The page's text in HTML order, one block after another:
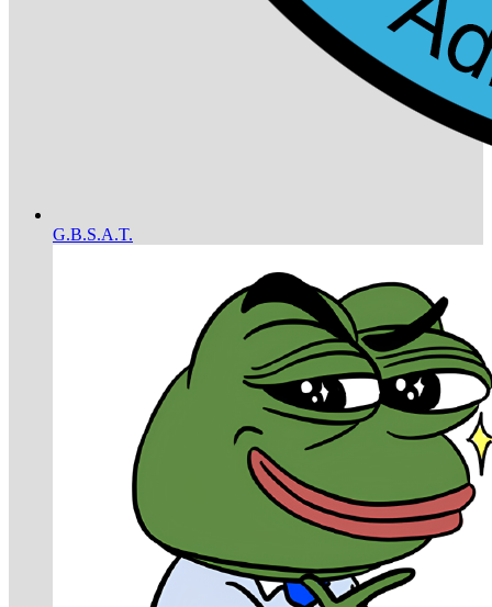
G.B.S.A.T.